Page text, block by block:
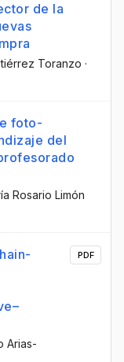
de la
Toranzo ·
foto-
del
Rosario Limón
Arias-
PDF